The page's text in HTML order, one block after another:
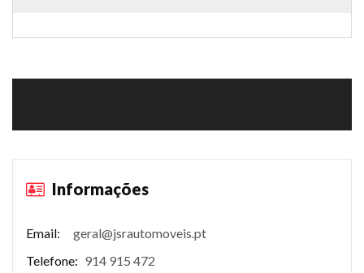
Informações
Email:
geral@jsrautomoveis.pt
Telefone: 914 915 472